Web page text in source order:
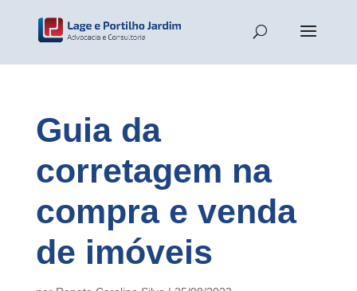
Guia da
corretagem na
compra e venda
de imóveis